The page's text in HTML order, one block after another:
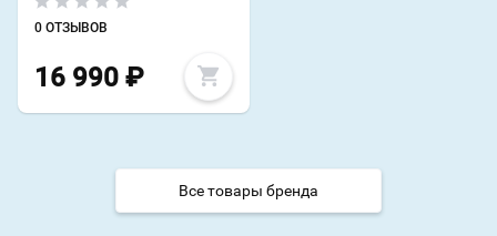
0 ОТЗЫВОВ
16 990 ₽
Все товары бренда